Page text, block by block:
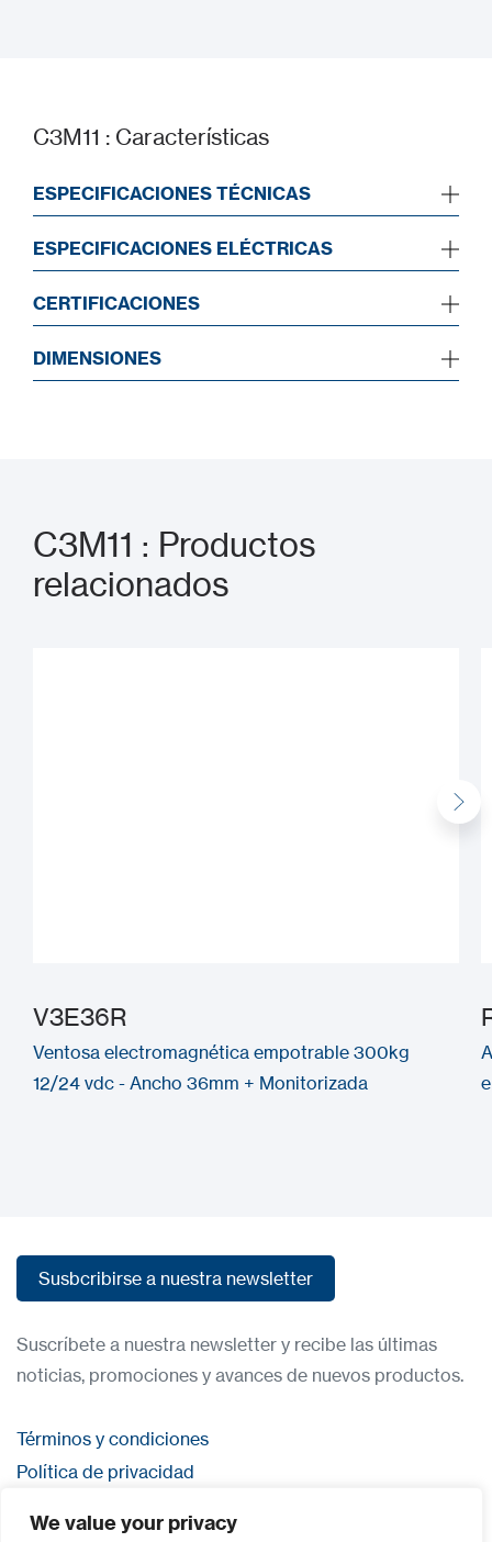
We value your privacy
C3M11 : Características
ESPECIFICACIONES TÉCNICAS
ESPECIFICACIONES ELÉCTRICAS
CERTIFICACIONES
DIMENSIONES
C3M11 : Productos
relacionados
V3E36R
Ventosa electromagnética empotrable 300kg
12/24 vdc - Ancho 36mm + Monitorizada
Susbcribirse a nuestra newsletter
Suscríbete a nuestra newsletter y recibe las últimas
noticias, promociones y avances de nuevos productos.
Términos y condiciones
Política de privacidad
Iniciar sesión